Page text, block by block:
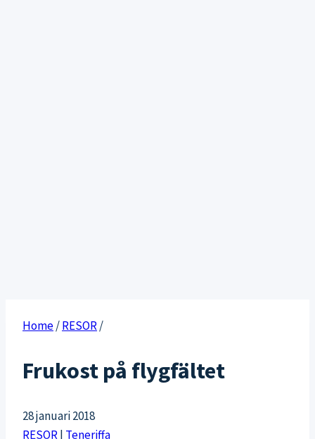
Home/RESOR/
Frukost på flygfältet
28 januari 2018
RESOR| Teneriffa